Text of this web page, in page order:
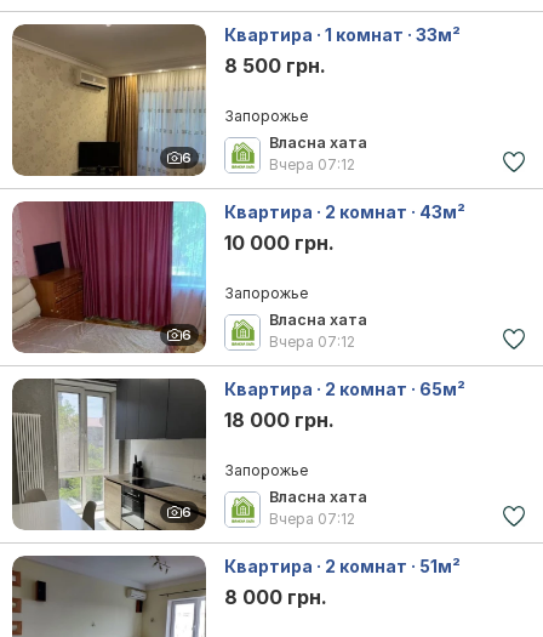
6
Квартира · 1 комнат · 33м²
8 500 грн.
Запорожье
Власна хата
Вчера 07:12
6
Квартира · 2 комнат · 43м²
10 000 грн.
Запорожье
Власна хата
Вчера 07:12
6
Квартира · 2 комнат · 65м²
18 000 грн.
Запорожье
Власна хата
Вчера 07:12
Квартира · 2 комнат · 51м²
8 000 грн.